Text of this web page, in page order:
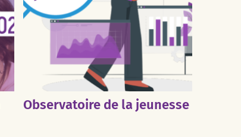
Observatoire de la jeunesse